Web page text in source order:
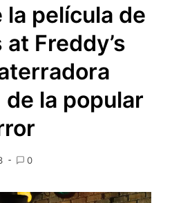
la película de
Freddy’s
la popular
0